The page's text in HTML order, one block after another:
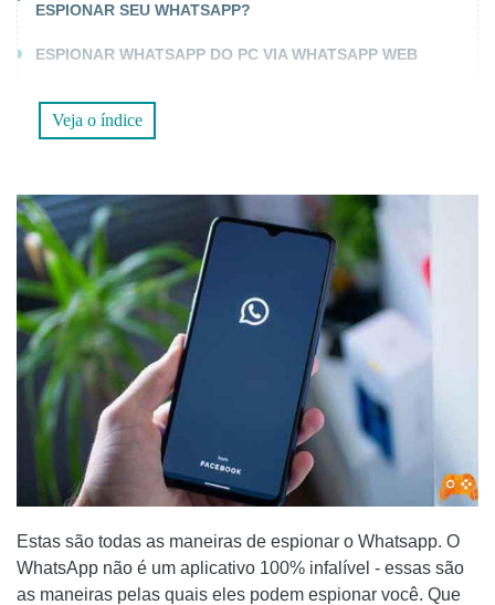
ESPIONAR SEU WHATSAPP?
ESPIONAR WHATSAPP DO PC VIA WHATSAPP WEB
COMO ESPIONAR CONVERSAS DO WHATSAPP ATRAVÉS
DE BACKUPS DO WHATSAPP
LEITURA:
Veja o índice
Estas são todas as maneiras de espionar o Whatsapp. O
WhatsApp não é um aplicativo 100% infalível - essas são
as maneiras pelas quais eles podem espionar você. Que